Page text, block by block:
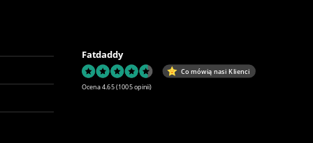
Fatdaddy
Co mówią nasi Klienci
Ocena 4.65 (1005 opinii)